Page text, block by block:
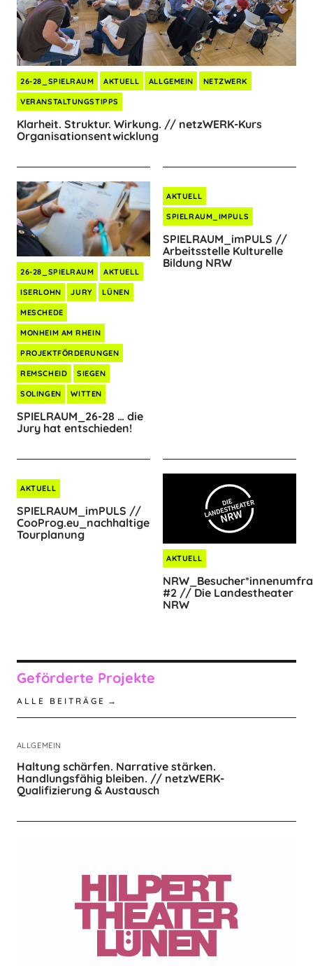
26-28_SPIELRAUM AKTUELL ALLGEMEIN NETZWERK
VERANSTALTUNGSTIPPS
Klarheit. Struktur. Wirkung. // netzWERK-Kurs
Organisationsentwicklung
26-28_SPIELRAUM AKTUELL
ISERLOHN JURY LÜNEN
MESCHEDE
MONHEIM AM RHEIN
PROJEKTFÖRDERUNGEN
REMSCHEID SIEGEN
SOLINGEN WITTEN
SPIELRAUM_26-28 … die
Jury hat entschieden!
AKTUELL
SPIELRAUM_IMPULS
SPIELRAUM_imPULS //
Arbeitsstelle Kulturelle
Bildung NRW
AKTUELL
SPIELRAUM_imPULS //
CooProg.eu_nachhaltige
Tourplanung
AKTUELL
#2 // Die Landestheater
NRW
Geförderte Projekte
ALLE BEITRÄGE
ALLGEMEIN
Haltung schärfen. Narrative stärken.
Handlungsfähig bleiben. // netzWERK-
Qualifizierung & Austausch